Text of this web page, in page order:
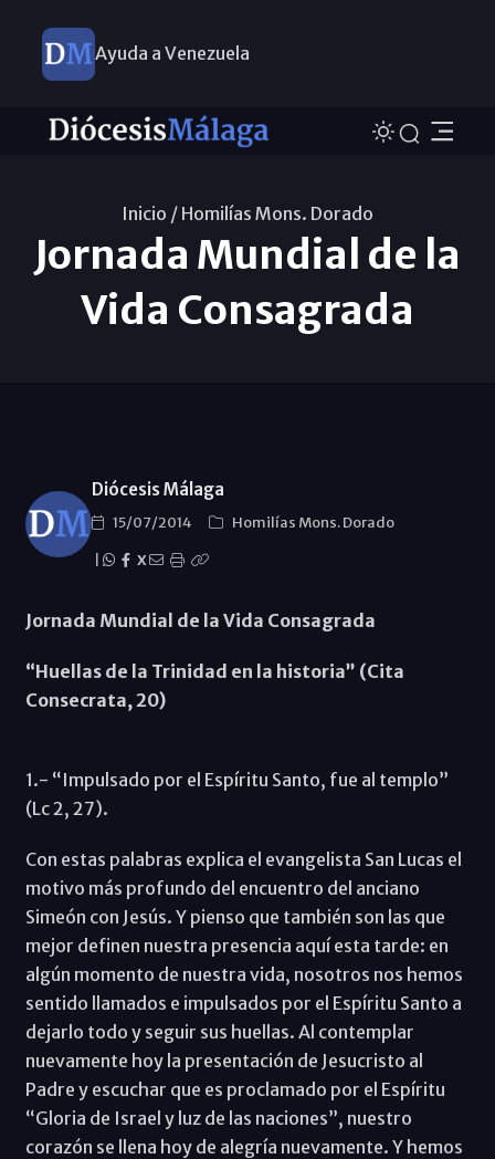
Ayuda a Venezuela
Inicio / Homilías Mons. Dorado
Jornada Mundial de la
Vida Consagrada
Diócesis Málaga
15/07/2014
Homilías Mons. Dorado
X
Jornada Mundial de la Vida Consagrada
“Huellas de la Trinidad en la historia” (Cita
Consecrata, 20)
1.- “Impulsado por el Espíritu Santo, fue al templo”
(Lc 2, 27).
Con estas palabras explica el evangelista San Lucas el
motivo más profundo del encuentro del anciano
Simeón con Jesús. Y pienso que también son las que
mejor definen nuestra presencia aquí esta tarde: en
algún momento de nuestra vida, nosotros nos hemos
sentido llamados e impulsados por el Espíritu Santo a
dejarlo todo y seguir sus huellas. Al contemplar
nuevamente hoy la presentación de Jesucristo al
Padre y escuchar que es proclamado por el Espíritu
“Gloria de Israel y luz de las naciones”, nuestro
corazón se llena hoy de alegría nuevamente. Y hemos